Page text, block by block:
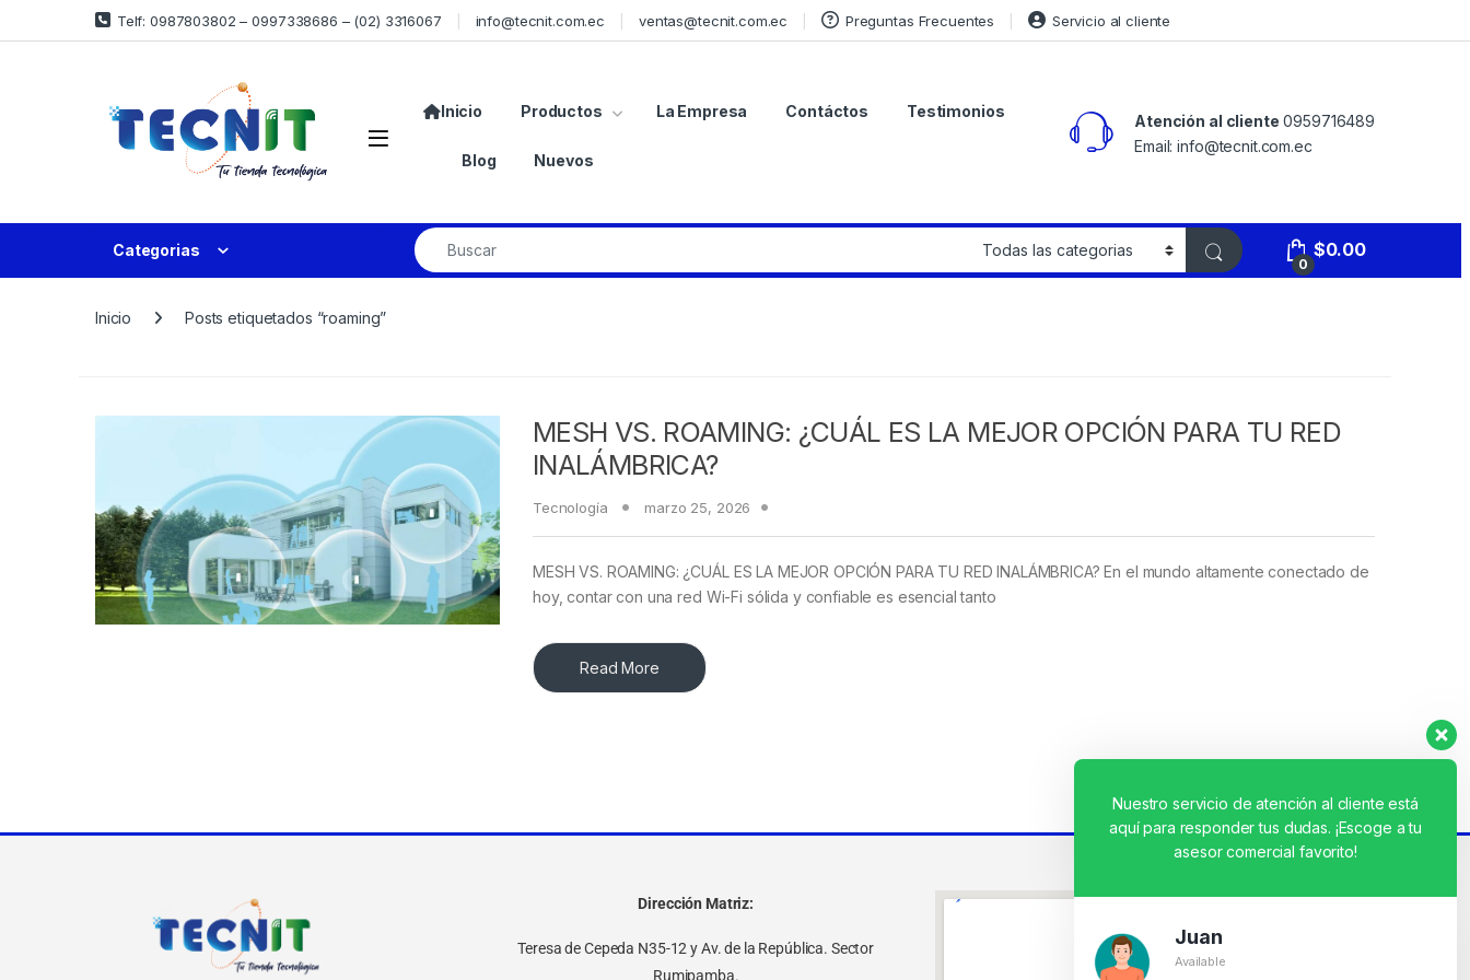
Telf: 0987803802 – 0997338686 – (02) 3316067 info@tecnit.com.ec ventas@tecnit.com.ec Preguntas Frecuentes Servicio al cliente
Inicio Productos La Empresa Contáctos Testimonios
Blog Nuevos
Atención al cliente 0959716489
Email: info@tecnit.com.ec
Categorias
0
$0.00
Inicio Posts etiquetados “roaming”
MESH VS. ROAMING: ¿CUÁL ES LA MEJOR OPCIÓN PARA TU RED
INALÁMBRICA?
Tecnología marzo 25, 2026
MESH VS. ROAMING: ¿CUÁL ES LA MEJOR OPCIÓN PARA TU RED INALÁMBRICA? En el mundo altamente conectado de
hoy, contar con una red Wi-Fi sólida y confiable es esencial tanto
Read More
Dirección Matriz:
Teresa de Cepeda N35-12 y Av. de la República. Sector
Rumipamba.
Nuestro servicio de atención al cliente está
aquí para responder tus dudas. ¡Escoge a tu
asesor comercial favorito!
Juan
Available